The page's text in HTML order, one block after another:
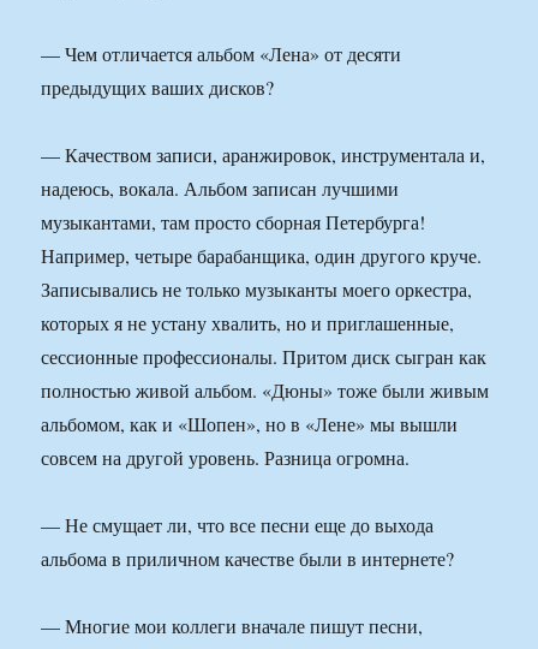
— Чем отличается альбом «Лена» от десяти
предыдущих ваших дисков?
— Качеством записи, аранжировок, инструментала и,
надеюсь, вокала. Альбом записан лучшими
музыкантами, там просто сборная Петербурга!
Например, четыре барабанщика, один другого круче.
Записывались не только музыканты моего оркестра,
которых я не устану хвалить, но и приглашенные,
сессионные профессионалы. Притом диск сыгран как
полностью живой альбом. «Дюны» тоже были живым
альбомом, как и «Шопен», но в «Лене» мы вышли
совсем на другой уровень. Разница огромна.
— Не смущает ли, что все песни еще до выхода
альбома в приличном качестве были в интернете?
— Многие мои коллеги вначале пишут песни,